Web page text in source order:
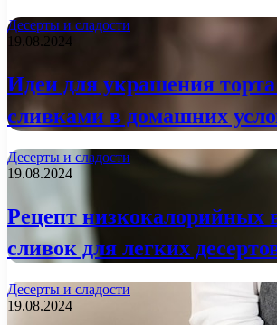
Десерты и сладости
19.08.2024
Идеи для украшения
сливками в домашних
Десерты и сладости
19.08.2024
Рецепт низкокалорийных
сливок для легких
Десерты и сладости
19.08.2024